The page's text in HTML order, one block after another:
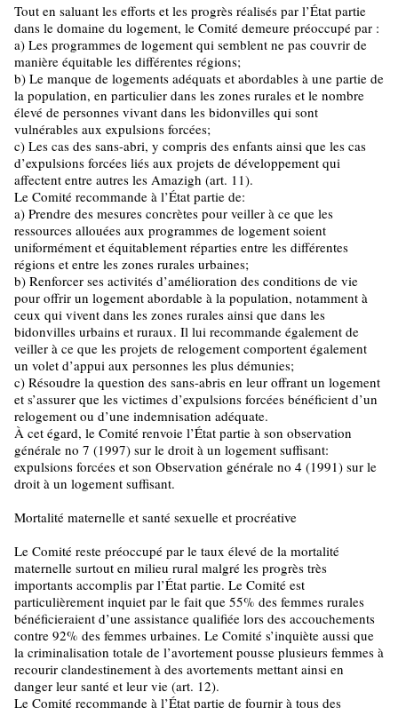
Tout en saluant les efforts et les progrès réalisés par l’État partie
dans le domaine du logement, le Comité demeure préoccupé par :
a) Les programmes de logement qui semblent ne pas couvrir de
manière équitable les différentes régions;
b) Le manque de logements adéquats et abordables à une partie de
la population, en particulier dans les zones rurales et le nombre
élevé de personnes vivant dans les bidonvilles qui sont
vulnérables aux expulsions forcées;
c) Les cas des sans-abri, y compris des enfants ainsi que les cas
d’expulsions forcées liés aux projets de développement qui
affectent entre autres les Amazigh (art. 11).
Le Comité recommande à l’État partie de:
a) Prendre des mesures concrètes pour veiller à ce que les
ressources allouées aux programmes de logement soient
uniformément et équitablement réparties entre les différentes
régions et entre les zones rurales urbaines;
b) Renforcer ses activités d’amélioration des conditions de vie
pour offrir un logement abordable à la population, notamment à
ceux qui vivent dans les zones rurales ainsi que dans les
bidonvilles urbains et ruraux. Il lui recommande également de
veiller à ce que les projets de relogement comportent également
un volet d’appui aux personnes les plus démunies;
c) Résoudre la question des sans-abris en leur offrant un logement
et s’assurer que les victimes d’expulsions forcées bénéficient d’un
relogement ou d’une indemnisation adéquate.
À cet égard, le Comité renvoie l’État partie à son observation
générale no 7 (1997) sur le droit à un logement suffisant:
expulsions forcées et son Observation générale no 4 (1991) sur le
droit à un logement suffisant.
Mortalité maternelle et santé sexuelle et procréative
Le Comité reste préoccupé par le taux élevé de la mortalité
maternelle surtout en milieu rural malgré les progrès très
importants accomplis par l’État partie. Le Comité est
particulièrement inquiet par le fait que 55% des femmes rurales
bénéficieraient d’une assistance qualifiée lors des accouchements
contre 92% des femmes urbaines. Le Comité s’inquiète aussi que
la criminalisation totale de l’avortement pousse plusieurs femmes à
recourir clandestinement à des avortements mettant ainsi en
danger leur santé et leur vie (art. 12).
Le Comité recommande à l’État partie de fournir à tous des